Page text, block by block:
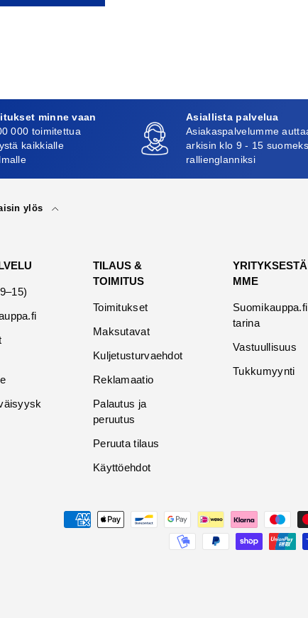
minne vaan
000 toimitettua
kaikkialle
Asiallista palvelua
Asiakaspalvelumme
arkisin klo 9 - 15
rallienglanniksi
ylös
TILAUS &
TOIMITUS
Toimitukset
Maksutavat
Kuljetusturvaehdot
Reklamaatio
Palautus ja
peruutus
Peruuta tilaus
Käyttöehdot
YRITYKSESTÄ
MME
Suomikauppa.fi
tarina
Vastuullisuus
Tukkumyynti
Maksutavat